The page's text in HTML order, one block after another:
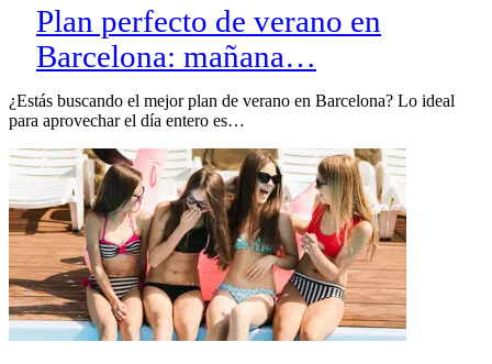
Plan perfecto de verano en
Barcelona: mañana…
¿Estás buscando el mejor plan de verano en Barcelona? Lo ideal
para aprovechar el día entero es…